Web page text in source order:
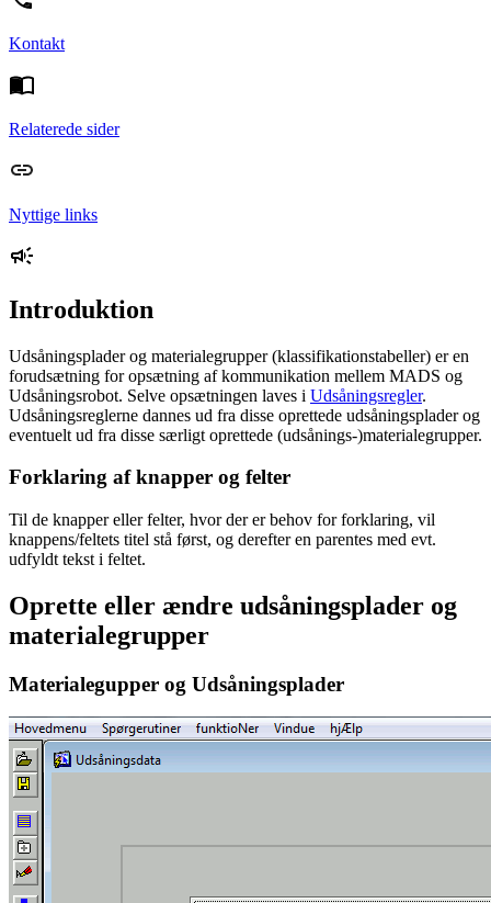
Kontakt
Relaterede sider
Nyttige links
Introduktion
Udsåningsplader og materialegrupper (klassifikationstabeller) er en
forudsætning for opsætning af kommunikation mellem MADS og
Udsåningsrobot. Selve opsætningen laves i Udsåningsregler.
Udsåningsreglerne dannes ud fra disse oprettede udsåningsplader og
eventuelt ud fra disse særligt oprettede (udsånings-)materialegrupper.
Forklaring af knapper og felter
Til de knapper eller felter, hvor der er behov for forklaring, vil
knappens/feltets titel stå først, og derefter en parentes med evt.
udfyldt tekst i feltet.
Oprette eller ændre udsåningsplader og
materialegrupper
Materialegupper og Udsåningsplader